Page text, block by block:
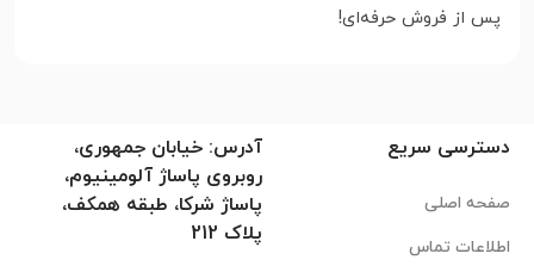
پس از فروش حرفه‌ای!
دسترسی سریع
صفحه اصلی
اطلاعات تماس
آدرس: خیابان جمهوری،
روبروی پاساژ آلومینیوم،
پاساژ شرکا، طبقه همکف،
پلاک 212